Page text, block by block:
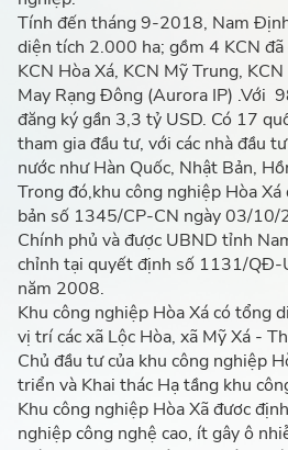
Tính đến tháng 9-2018, Nam
diện tích 2.000 ha; gồm 4 KCN
KCN Hòa Xá, KCN Mỹ Trung,
May Rạng Đông (Aurora IP) .Với
đăng ký gần 3,3 tỷ USD. Có 17
tham gia đầu tư, với các nhà đầu
nước như Hàn Quốc, Nhật Bản,
Trong đó,khu công nghiệp Hòa
bản số 1345/CP-CN ngày 03/10/
Chính phủ và được UBND tỉnh
chỉnh tại quyết định số 1131/QĐ-
năm 2008.
Khu công nghiệp Hòa Xá có tổng
vị trí các xã Lộc Hòa, xã Mỹ Xá -
Chủ đầu tư của khu công nghiệp
triển và Khai thác Hạ tầng khu
Khu công nghiệp Hòa Xã đươc
nghiệp công nghệ cao, ít gây ô